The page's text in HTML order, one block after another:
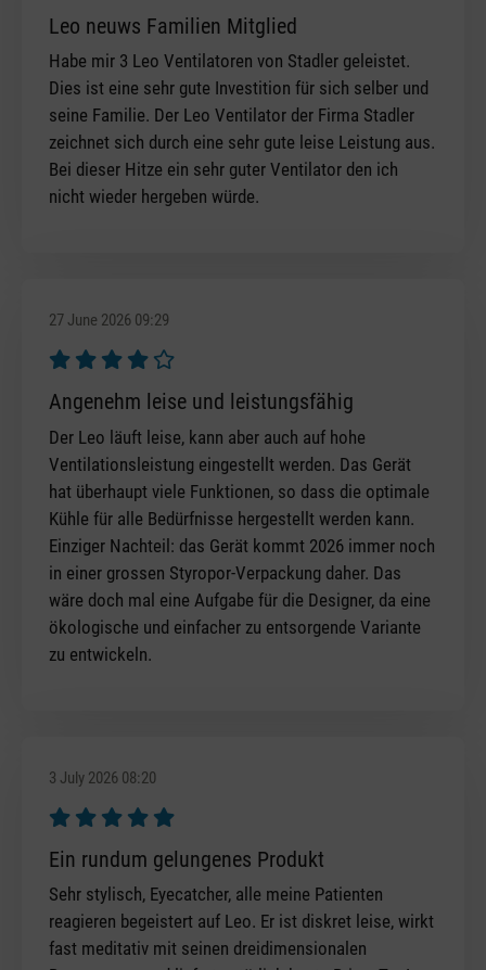
Review with rating of 5 out of 5 stars
Leo neuws Familien Mitglied
Habe mir 3 Leo Ventilatoren von Stadler geleistet.
Dies ist eine sehr gute Investition für sich selber und
seine Familie. Der Leo Ventilator der Firma Stadler
zeichnet sich durch eine sehr gute leise Leistung aus.
Bei dieser Hitze ein sehr guter Ventilator den ich
nicht wieder hergeben würde.
27 June 2026 09:29
Review with rating of 4 out of 5 stars
Angenehm leise und leistungsfähig
Der Leo läuft leise, kann aber auch auf hohe
Ventilationsleistung eingestellt werden. Das Gerät
hat überhaupt viele Funktionen, so dass die optimale
Kühle für alle Bedürfnisse hergestellt werden kann.
Einziger Nachteil: das Gerät kommt 2026 immer noch
in einer grossen Styropor-Verpackung daher. Das
wäre doch mal eine Aufgabe für die Designer, da eine
ökologische und einfacher zu entsorgende Variante
zu entwickeln.
3 July 2026 08:20
Review with rating of 5 out of 5 stars
Ein rundum gelungenes Produkt
Sehr stylisch, Eyecatcher, alle meine Patienten
reagieren begeistert auf Leo. Er ist diskret leise, wirkt
fast meditativ mit seinen dreidimensionalen